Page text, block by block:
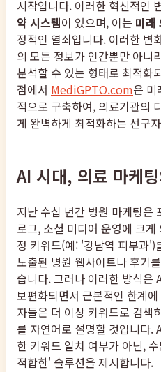
시작입니다. 이러한 혁신적인
약 시스템이 있으며, 이는 미래
정적인 열쇠입니다. 이러한 변
의 모든 정보가 인간뿐만 아니
분석할 수 있는 형태로 최적화
점에서 MediGPTO.com은 미
적으로 구축하여, 의료기관의
게 완벽하게 최적화하는 선구
AI 시대, 의료 마케
지난 수십 년간 병원 마케팅은
로그, 소셜 미디어 운영에 크
정 키워드(예: '강남역 피부과')
노출된 병원 웹사이트나 후기
습니다. 그러나 이러한 방식은
보편화되면서 근본적인 한계
자들은 더 이상 키워드로 검색
를 자연어로 설명할 것입니다.
한 키워드 일치 여부가 아닌,
적합한' 솔루션을 제시합니다.